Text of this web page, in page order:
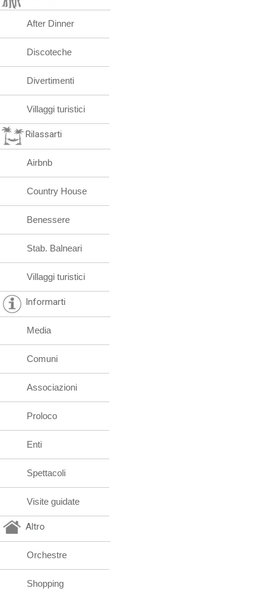
After Dinner
Discoteche
Divertimenti
Villaggi turistici
Rilassarti
Airbnb
Country House
Benessere
Stab. Balneari
Villaggi turistici
Informarti
Media
Comuni
Associazioni
Proloco
Enti
Spettacoli
Visite guidate
Altro
Orchestre
Shopping